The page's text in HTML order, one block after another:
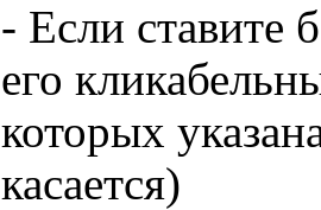
- Если ставите
его
которых
касается)